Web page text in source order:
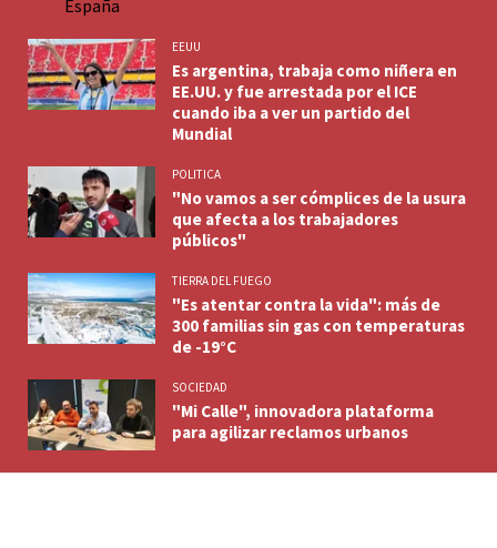
EEUU
Es argentina, trabaja como niñera en
EE.UU. y fue arrestada por el ICE
cuando iba a ver un partido del
Mundial
POLITICA
"No vamos a ser cómplices de la usura
que afecta a los trabajadores
públicos"
TIERRA DEL FUEGO
"Es atentar contra la vida": más de
300 familias sin gas con temperaturas
de -19°C
SOCIEDAD
"Mi Calle", innovadora plataforma
para agilizar reclamos urbanos